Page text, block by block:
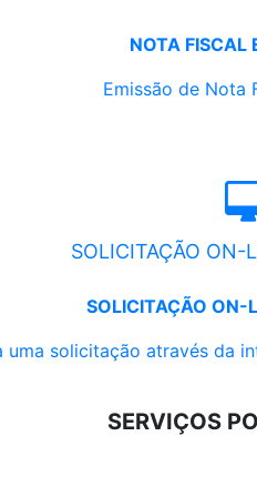
NOTA FISCAL
Emissão de Nota
SOLICITAÇÃO ON-
SOLICITAÇÃO ON-
uma solicitação através da
SERVIÇOS